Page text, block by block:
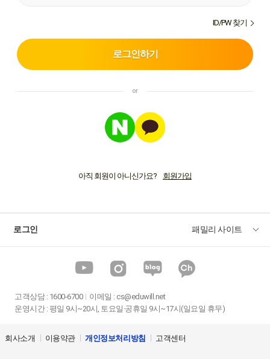
ID/PW 찾기
로그인하기
아직 회원이 아니신가요?
로그인 패밀리 사이트
고객상담: 1600-6700 이메일 : cs@eduwill.net
운영시간 : 평일 9시~20시, 토요일·공휴일 9시~17시(일요일 휴무)
회사소개 이용약관 개인정보처리방침 고객센터